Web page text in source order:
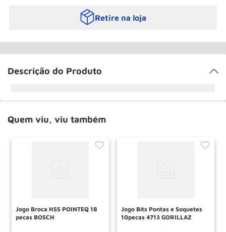
Retire na loja
Descrição do Produto
Quem viu, viu também
Jogo Broca HSS POINTEQ 18
pecas BOSCH
Jogo Bits Pontas e Soquetes
10pecas 4713 GORILLAZ